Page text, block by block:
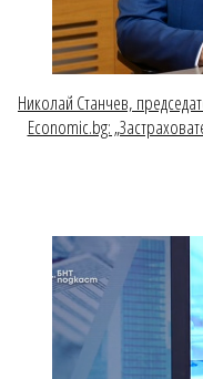
Николай Станчев,
Economic.bg: